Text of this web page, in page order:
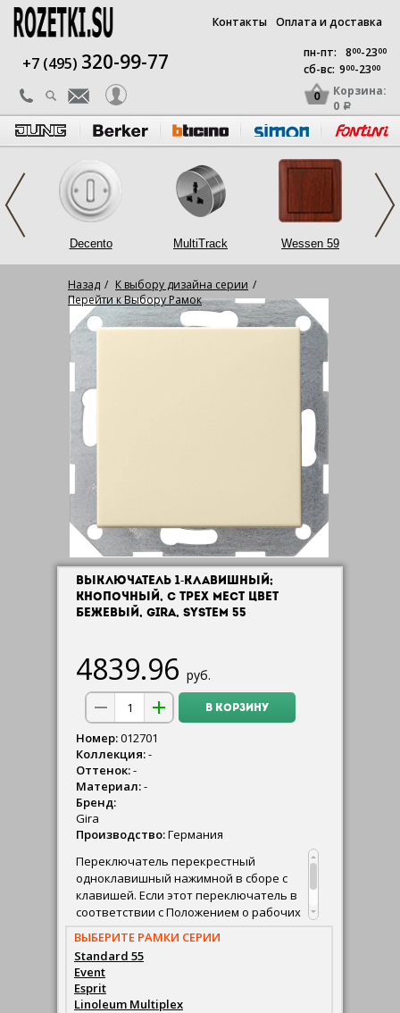
+7 (495) 320-99-77 пн-пт: 800-2300
сб-вс: 900-2300
Контакты Оплата и доставка
0
Корзина:
0 a
Decento MultiTrack Wessen 59
Назад
К выбору дизайна серии
Перейти к Выбору Рамок
ВЫКЛЮЧАТЕЛЬ 1-КЛАВИШНЫЙ;
КНОПОЧНЫЙ, С ТРЕХ МЕСТ ЦВЕТ
БЕЖЕВЫЙ, GIRA, SYSTEM 55
4839.96 руб.
В КОРЗИНУ
ВЫБЕРИТЕ РАМКИ СЕРИИ
Standard 55
Event
Esprit
Linoleum Multiplex
Номер:012701
Коллекция:-
Оттенок:-
Материал:-
Бренд:
Gira
Производство:Германия
Переключатель перекрестный
одноклавишный нажимной в сборе с
клавишей. Если этот пеpеключатель в
соответствии с Положением о pабочих
подсветкой, то необходимо
использовать контpольный
выключатель.